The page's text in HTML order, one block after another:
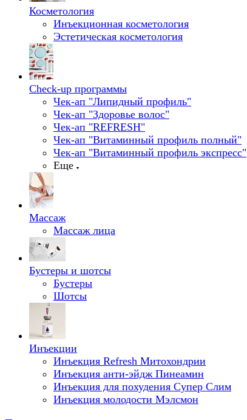
Косметология
Инъекционная косметология
Эстетическая косметология
Check-up программы
Чек-ап "Липидный профиль"
Чек-ап "Здоровье волос"
Чек-ап "REFRESH"
Чек-ап "Витаминный профиль полный"
Чек-ап "Витаминный профиль экспресс"
Еще
Массаж
Массаж лица
Бустеры и шотсы
Бустеры
Шотсы
Инъекции
Инъекция Refresh Митохондрии
Инъекция анти-эйдж Пинеамин
Инъекция для похудения Супер Слим
Инъекция молодости Мэлсмон